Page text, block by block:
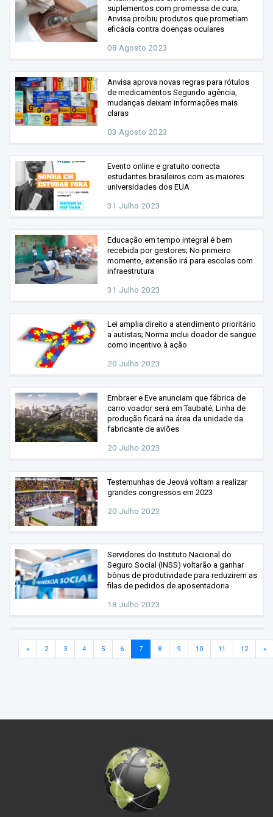
suplementos com promessa de cura;
Anvisa proibiu produtos que prometiam
eficácia contra doenças oculares
08 Agosto 2023
Anvisa aprova novas regras para rótulos
de medicamentos Segundo agência,
mudanças deixam informações mais
claras
03 Agosto 2023
Evento online e gratuito conecta
estudantes brasileiros com as maiores
universidades dos EUA
31 Julho 2023
Educação em tempo integral é bem
recebida por gestores; No primeiro
momento, extensão irá para escolas com
infraestrutura
31 Julho 2023
Lei amplia direito a atendimento prioritário
a autistas; Norma inclui doador de sangue
como incentivo à ação
20 Julho 2023
Embraer e Eve anunciam que fábrica de
carro voador será em Taubaté; Linha de
produção ficará na área da unidade da
fabricante de aviões
20 Julho 2023
Testemunhas de Jeová voltam a realizar
grandes congressos em 2023
20 Julho 2023
Servidores do Instituto Nacional do
Seguro Social (INSS) voltarão a ganhar
bônus de produtividade para reduzirem as
filas de pedidos de aposentadoria
18 Julho 2023
« 2 3 4 5 6 7 8 9 10 11 12 »